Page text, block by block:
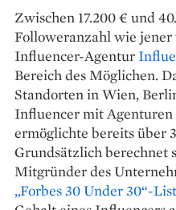
Zwischen 17.200 € und
Followeranzahl wie
Influencer-Agentur
Bereich des Möglichen.
Standorten in Wien,
Influencer mit
ermöglichte bereits über
Grundsätzlich berechnet
Mitgründer des
„Forbes 30 Under 30“-